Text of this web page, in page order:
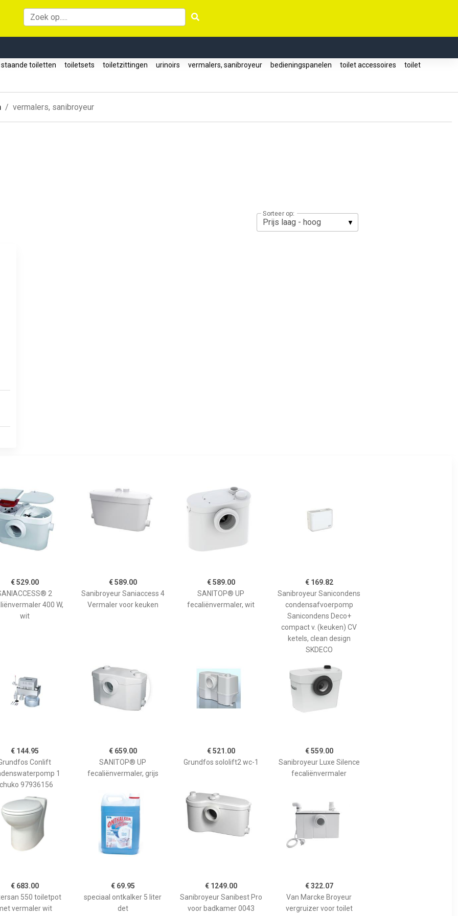
toiletten toiletsets toiletzittingen urinoirs vermalers, sanibroyeur bedieningspanelen toilet accessoires toilet
vermalers, sanibroyeur
Sorteer op:
€ 529.00
2
400 W,
wit
€ 589.00
Sanibroyeur Saniaccess 4
Vermaler voor keuken
€ 589.00
SANITOP® UP
fecaliënvermaler, wit
€ 169.82
Sanibroyeur Sanicondens
condensafvoerpomp
Sanicondens Deco+
compact v. (keuken) CV
ketels, clean design
SKDECO
€ 144.95
Conlift
1
97936156
€ 659.00
SANITOP® UP
fecaliënvermaler, grijs
€ 521.00
Grundfos sololift2 wc-1
€ 559.00
Sanibroyeur Luxe Silence
fecaliënvermaler
€ 683.00
550 toiletpot
vermaler wit
€ 69.95
speciaal ontkalker 5 liter
det
€ 1249.00
Sanibroyeur Sanibest Pro
voor badkamer 0043
€ 322.07
Van Marcke Broyeur
vergruizer voor toilet